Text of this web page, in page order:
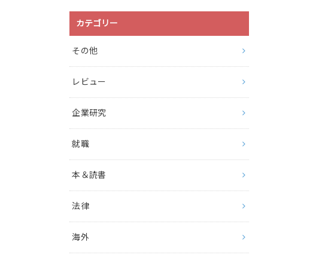
カテゴリー
その他
レビュー
企業研究
就職
本＆読書
法律
海外